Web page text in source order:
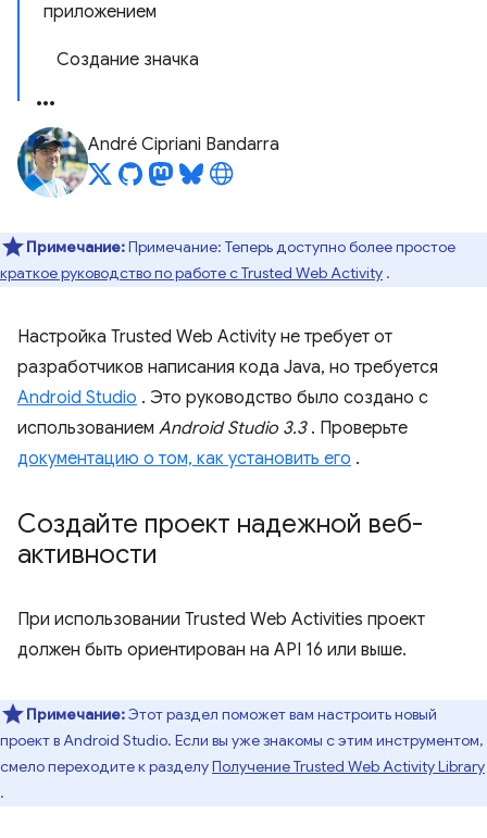
приложением
Создание значка
André Cipriani Bandarra
Примечание:Примечание: Теперь доступно более простое
краткое руководство по работе с Trusted Web Activity .
Настройка Trusted Web Activity не требует от
разработчиков написания кода Java, но требуется
Android Studio . Это руководство было создано с
использованием Android Studio 3.3. Проверьте
документацию о том, как установить его .
Создайте проект надежной веб-
активности
При использовании Trusted Web Activities проект
должен быть ориентирован на API 16 или выше.
Примечание:Этот раздел поможет вам настроить новый
проект в Android Studio. Если вы уже знакомы с этим инструментом,
смело переходите к разделуПолучение Trusted Web Activity Library
.